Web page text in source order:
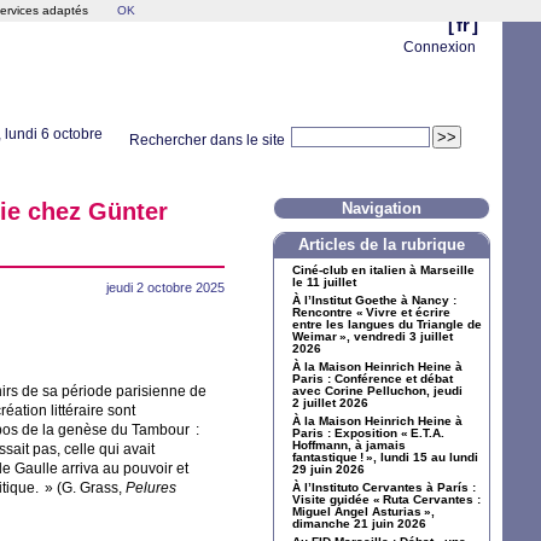
[ fr ]
Connexion
Rechercher dans le site
lundi 6 octobre
chez Günter
jeudi 2 octobre 2025
de sa période parisienne de
littéraire sont
de la genèse du Tambour :
pas, celle qui avait
Gaulle arriva au pouvoir et
» (G. Grass, Pelures
Navigation
Articles de la rubrique
Ciné-club en italien à Marseille
le 11 juillet
À l’Institut Goethe à Nancy :
Rencontre « Vivre et écrire
entre les langues du Triangle de
Weimar», vendredi 3 juillet
2026
À la Maison Heinrich Heine à
Paris : Conférence et débat
avec Corine Pelluchon, jeudi
2 juillet 2026
À la Maison Heinrich Heine à
Paris : Exposition « E.T.A.
Hoffmann, à jamais
fantastique !», lundi 15 au lundi
29 juin 2026
À l’Instituto Cervantes à París :
Visite guidée « Ruta Cervantes :
Miguel Ángel Asturias »,
dimanche 21 juin 2026
adaptés OK